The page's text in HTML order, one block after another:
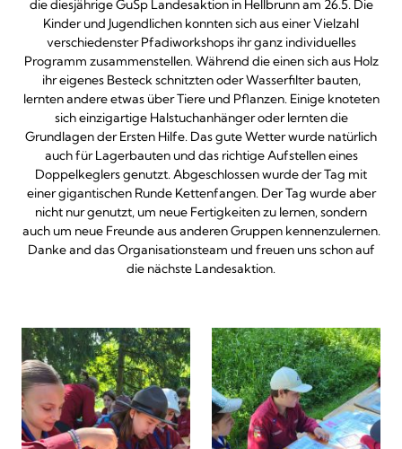
die diesjährige GuSp Landesaktion in Hellbrunn am 26.5. Die
Kinder und Jugendlichen konnten sich aus einer Vielzahl
verschiedenster Pfadiworkshops ihr ganz individuelles
Programm zusammenstellen. Während die einen sich aus Holz
ihr eigenes Besteck schnitzten oder Wasserfilter bauten,
lernten andere etwas über Tiere und Pflanzen. Einige knoteten
sich einzigartige Halstuchanhänger oder lernten die
Grundlagen der Ersten Hilfe. Das gute Wetter wurde natürlich
auch für Lagerbauten und das richtige Aufstellen eines
Doppelkeglers genutzt. Abgeschlossen wurde der Tag mit
einer gigantischen Runde Kettenfangen. Der Tag wurde aber
nicht nur genutzt, um neue Fertigkeiten zu lernen, sondern
auch um neue Freunde aus anderen Gruppen kennenzulernen.
Danke and das Organisationsteam und freuen uns schon auf
die nächste Landesaktion.